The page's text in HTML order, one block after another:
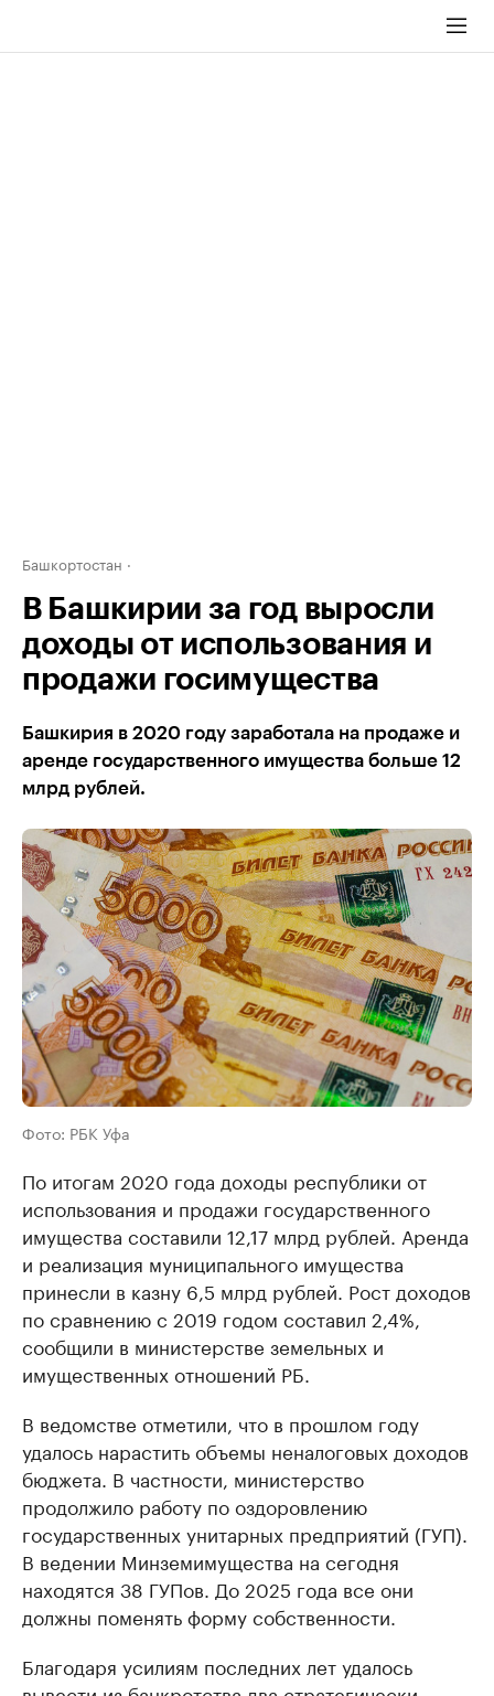
Башкортостан
В Башкирии за год выросли
доходы от использования и
продажи госимущества
Башкирия в 2020 году заработала на продаже и
аренде государственного имущества больше 12
млрд рублей.
Фото: РБК Уфа
По итогам 2020 года доходы республики от
использования и продажи государственного
имущества составили 12,17 млрд рублей. Аренда
и реализация муниципального имущества
принесли в казну 6,5 млрд рублей. Рост доходов
по сравнению с 2019 годом составил 2,4%,
сообщили в министерстве земельных и
имущественных отношений РБ.
В ведомстве отметили, что в прошлом году
удалось нарастить объемы неналоговых доходов
бюджета. В частности, министерство
продолжило работу по оздоровлению
государственных унитарных предприятий (ГУП).
В ведении Минземимущества на сегодня
находятся 38 ГУПов. До 2025 года все они
должны поменять форму собственности.
Благодаря усилиям последних лет удалось